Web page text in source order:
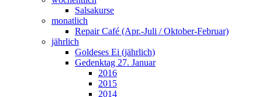
Salsakurse
monatlich
Repair Café (Apr.-Juli / Oktober-Februar)
jährlich
Goldeses Ei (jährlich)
Gedenktag 27. Januar
2016
2015
2014